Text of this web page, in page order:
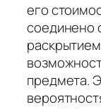
его
соединено
предмета.